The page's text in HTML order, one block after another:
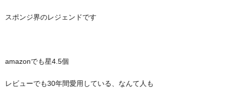
スポンジ界のレジェンドです
amazonでも星4.5個
レビューでも30年間愛用している、なんて人も